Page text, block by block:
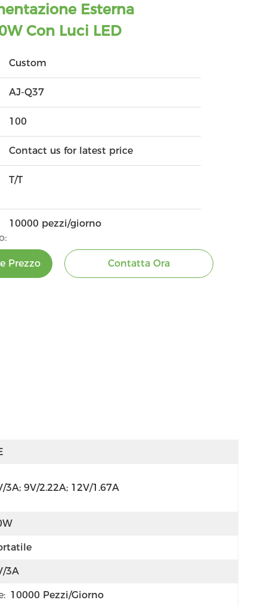
Esterna
Con Luci LED
Custom
AJ-Q37
100
Contact us for latest price
T/T
10000 pezzi/giorno
Prezzo Contatta Ora
3A; 9V/2.22A; 12V/1.67A
3A
10000 Pezzi/giorno